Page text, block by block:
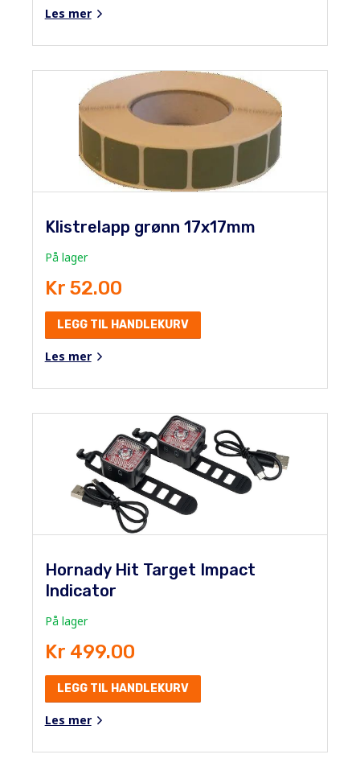
Les mer
Klistrelapp grønn 17x17mm
På lager
Kr 52.00
LEGG TIL HANDLEKURV
Les mer
Hornady Hit Target Impact
Indicator
På lager
Kr 499.00
LEGG TIL HANDLEKURV
Les mer